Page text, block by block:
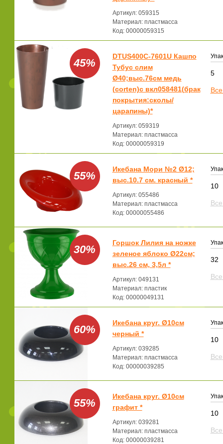
Артикул: 059315
Материал: пластмасса
Код: 00000059315
45%
DTUS400C-7601U Кашпо
Тубус слим
Ø40;выс.76см медь
(corten)с вкл058481(брак
покрытия:сколы/
царапины)*
Артикул: 059319
Материал: пластмасса
Код: 00000059319
5
55%
Икебана Мори №2 Ø12;
выс.10.7 см. красный *
Артикул: 055486
Материал: пластмасса
Код: 00000055486
10
30%
Горшок Лилия на ножке
зеленое яблоко Ø22см;
выс.26 см, 3,5л *
Артикул: 049131
Материал: пластик
Код: 00000049131
32
60%
Икебана круг. Ø10см
черный *
Артикул: 039285
Материал: пластмасса
Код: 00000039285
10
55%
Икебана круг. Ø10см
графит *
Артикул: 039281
Материал: пластмасса
Код: 00000039281
10